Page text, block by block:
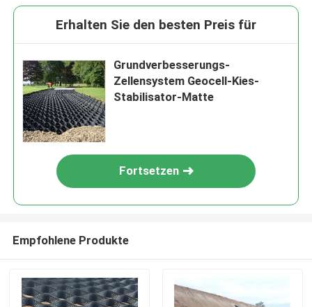
Erhalten Sie den besten Preis für
Grundverbesserungs-
Zellensystem Geocell-Kies-
Stabilisator-Matte
Fortsetzen
Empfohlene Produkte